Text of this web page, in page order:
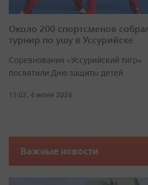
Около 200 спортсменов
турнир по ушу в Уссурийске
Соревнования «Уссурийский тигр»
посвятили Дню защиты детей
15:02, 4 июня 2026
Важные новости